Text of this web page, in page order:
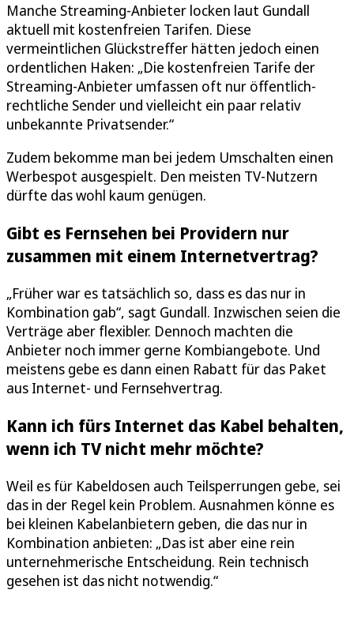
Manche Streaming-Anbieter locken laut Gundall
aktuell mit kostenfreien Tarifen. Diese
vermeintlichen Glückstreffer hätten jedoch einen
ordentlichen Haken: „Die kostenfreien Tarife der
Streaming-Anbieter umfassen oft nur öffentlich-
rechtliche Sender und vielleicht ein paar relativ
unbekannte Privatsender.“
Zudem bekomme man bei jedem Umschalten einen
Werbespot ausgespielt. Den meisten TV-Nutzern
dürfte das wohl kaum genügen.
Gibt es Fernsehen bei Providern nur
zusammen mit einem Internetvertrag?
„Früher war es tatsächlich so, dass es das nur in
Kombination gab“, sagt Gundall. Inzwischen seien die
Verträge aber flexibler. Dennoch machten die
Anbieter noch immer gerne Kombiangebote. Und
meistens gebe es dann einen Rabatt für das Paket
aus Internet- und Fernsehvertrag.
Kann ich fürs Internet das Kabel behalten,
wenn ich TV nicht mehr möchte?
Weil es für Kabeldosen auch Teilsperrungen gebe, sei
das in der Regel kein Problem. Ausnahmen könne es
bei kleinen Kabelanbietern geben, die das nur in
Kombination anbieten: „Das ist aber eine rein
unternehmerische Entscheidung. Rein technisch
gesehen ist das nicht notwendig.“